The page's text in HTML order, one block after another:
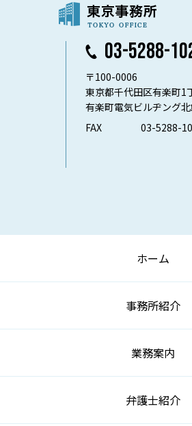
03-5288-
〒100-0006
東京都千代田区有楽町1
有楽町電気ビルヂング
FAX
03-5288-
ホーム
事務所紹介
業務案内
弁護士紹介